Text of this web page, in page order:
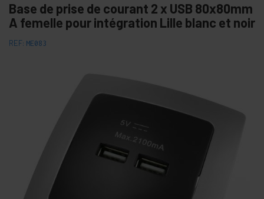
Base de prise de courant 2 x USB 80x80mm
A femelle pour intégration Lille blanc et noir
REF: ME083